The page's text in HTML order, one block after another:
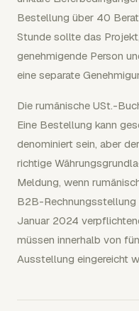
Bestellung über 40
Stunde sollte das
genehmigende Person
eine separate
Die rumänische USt.-
Eine Bestellung kann
denominiert sein, aber
richtige
Meldung, wenn
B2B-Rechnungsstellung
Januar 2024
müssen innerhalb von
Ausstellung eingereicht